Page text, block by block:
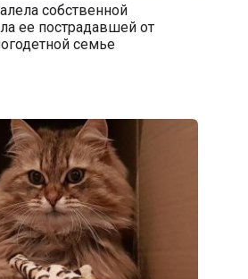
собственной
ее пострадавшей от
семье